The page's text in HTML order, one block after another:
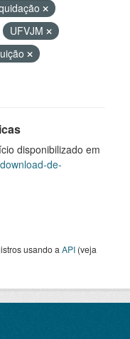
UFVJM
disponibilizado em
de-
usando a API (veja